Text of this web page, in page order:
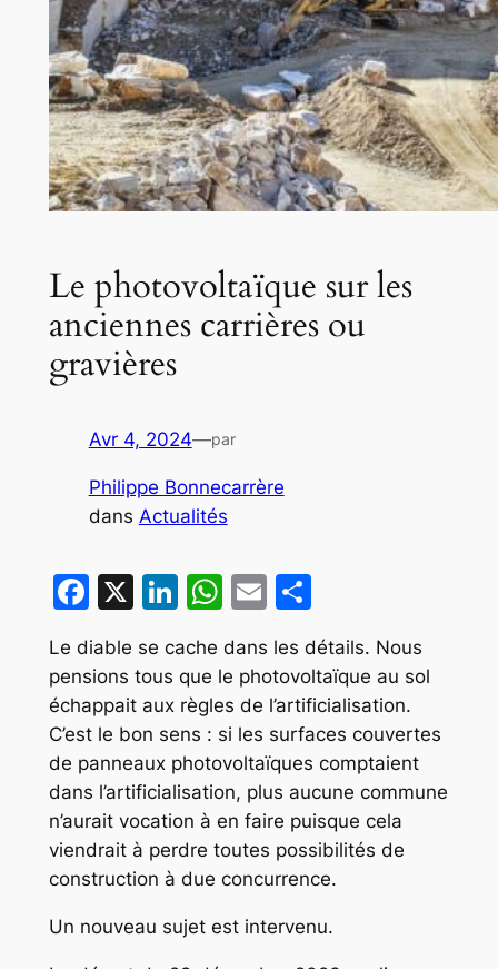
Le photovoltaïque sur les
anciennes carrières ou
gravières
Avr 4, 2024—par
Philippe Bonnecarrère
dans Actualités
Facebook
X LinkedIn
WhatsApp
EmailPartager
Le diable se cache dans les détails. Nous
pensions tous que le photovoltaïque au sol
échappait aux règles de l’artificialisation.
C’est le bon sens : si les surfaces couvertes
de panneaux photovoltaïques comptaient
dans l’artificialisation, plus aucune commune
n’aurait vocation à en faire puisque cela
viendrait à perdre toutes possibilités de
construction à due concurrence.
Un nouveau sujet est intervenu.